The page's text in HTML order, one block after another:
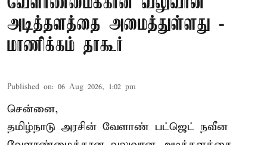
அடித்தளத்தை அமைத்துள்ளது -
மாணிக்கம் தாகூர்
Published on: 06 Aug 2026, 1:02 pm
சென்னை,
தமிழ்நாடு அரசின் வேளாண் பட்ஜெட் நவீன